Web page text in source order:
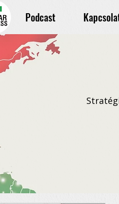
Podcast